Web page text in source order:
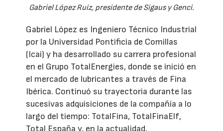
Gabriel López Ruiz, presidente de Sigaus y Genci.
Gabriel López es Ingeniero Técnico Industrial
por la Universidad Pontificia de Comillas
(Icai) y ha desarrollado su carrera profesional
en el Grupo TotalEnergies, donde se inició en
el mercado de lubricantes a través de Fina
Ibérica. Continuó su trayectoria durante las
sucesivas adquisiciones de la compañía a lo
largo del tiempo: TotalFina, TotalFinaElf,
Total España y, en la actualidad,